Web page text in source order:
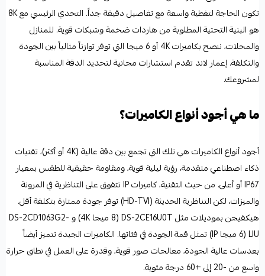
تكون الحاجة لتغطية واسعة مع تفاصيل دقيقة جداً. التحدي الرئيسي مع 8K
هو البنية التحتية المطلوبة من هاردات ضخمة وشبكات قوية. للمنازل
والمحلات، ننصح بكاميرات 4K أو 6 ميجا التي توفر توازناً مثالياً بين الجودة
والتكلفة. إعمار لاند تقدم استشارات مجانية لتحديد الدقة المناسبة
لمشروعك.
ما هي أجود أنواع الكاميرات؟
أجود أنواع الكاميرات هي تلك التي تجمع بين دقة عالية (4K أو أكثر)، تقنيات
ذكاء اصطناعي متقدمة، رؤية ليلية قوية، ومقاومة حقيقية للطقس بمعيار
IP67 أو أعلى. من حيث التقنية، كاميرات IP تتفوق على التناظرية في المرونة
والميزات، لكن التناظرية الحديثة (HD-TVI) توفر جودة ممتازة بتكلفة أقل.
هيكفيجن بموديلات مثل DS-2CE16U0T (8 ميجا 4K) و DS-2CD1063G2-
LIU (6 ميجا IP) تمثل قمة الجودة في فئاتها. الكاميرات الجيدة تتميز أيضاً
بعدسات عالية الجودة، معالجات صور قوية، وقدرة على العمل في نطاق حرارة
واسع من -20 إلى +60 درجة مئوية.